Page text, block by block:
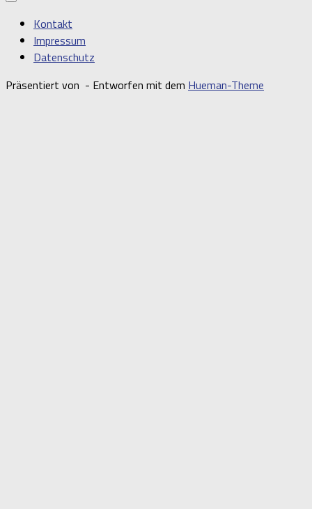
Kontakt
Impressum
Datenschutz
Präsentiert von - Entworfen mit dem Hueman-Theme